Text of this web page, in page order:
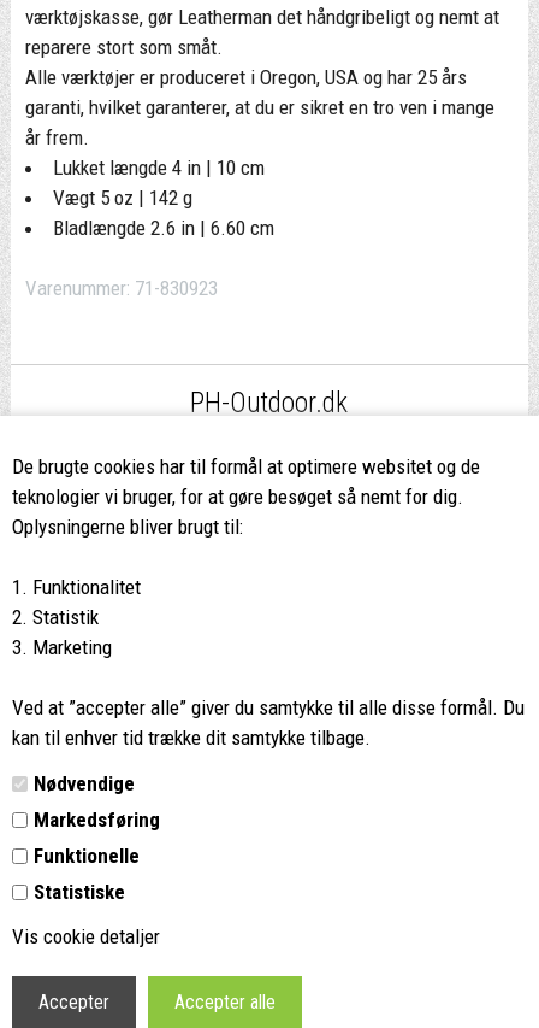
De brugte cookies har til formål at optimere websitet og de
teknologier vi bruger, for at gøre besøget så nemt for dig.
Oplysningerne bliver brugt til:
1. Funktionalitet
2. Statistik
3. Marketing
Ved at ”accepter alle” giver du samtykke til alle disse formål. Du
kan til enhver tid trække dit samtykke tilbage.
Nødvendige
Markedsføring
Funktionelle
Statistiske
Vis cookie detaljer
værktøjskasse, gør Leatherman det håndgribeligt og nemt at
reparere stort som småt.
Alle værktøjer er produceret i Oregon, USA og har 25 års
garanti, hvilket garanterer, at du er sikret en tro ven i mange
år frem.
Lukket længde 4 in | 10 cm
Vægt 5 oz | 142 g
Bladlængde 2.6 in | 6.60 cm
Varenummer: 71-830923
PH-Outdoor.dk
ved køb over 499,-*
8662 2113
Vi glæder os til at se dig
Vilkår